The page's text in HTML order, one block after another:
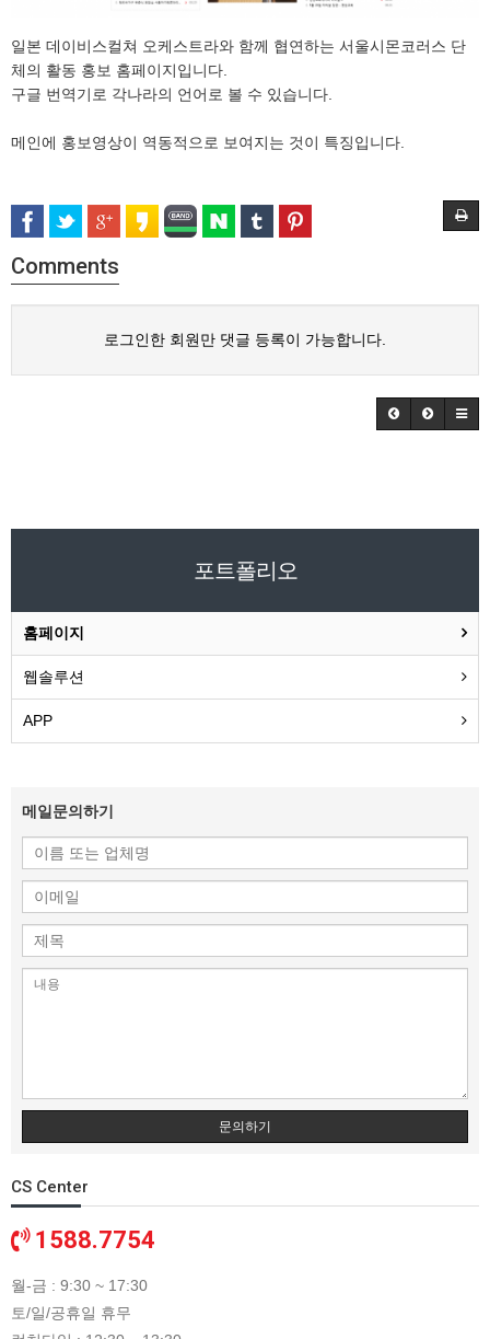
일본 데이비스컬쳐 오케스트라와 함께 협연하는 서울시몬코러스 단
체의 활동 홍보 홈페이지입니다.
구글 번역기로 각나라의 언어로 볼 수 있습니다.
메인에 홍보영상이 역동적으로 보여지는 것이 특징입니다.
Comments
로그인한 회원만 댓글 등록이 가능합니다.
포트폴리오
홈페이지
웹솔루션
APP
메일문의하기
문의하기
CS Center
1588.7754
월-금 : 9:30 ~ 17:30
토/일/공휴일 휴무